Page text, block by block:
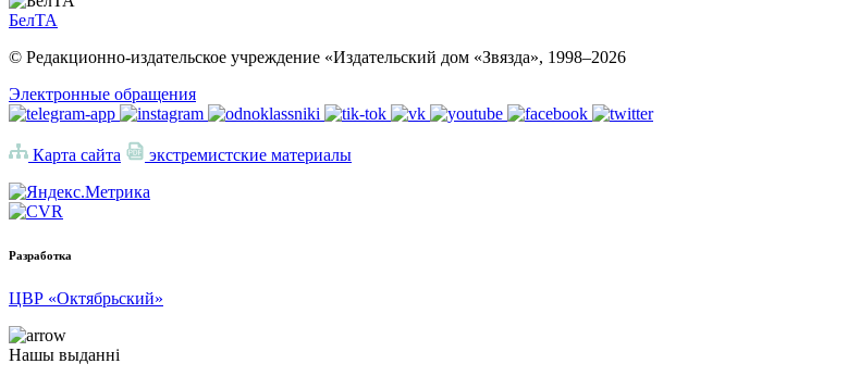
БелТА
© Редакционно-издательское учреждение «Издательский дом «Звязда», 1998–2026
Электронные обращения
Карта сайта экстремистские материалы
Разработка
ЦВР «Октябрьский»
Нашы выданні